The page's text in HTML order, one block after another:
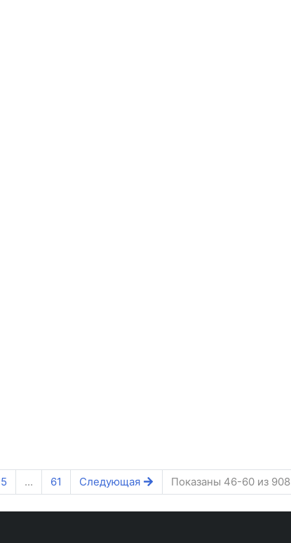
5 ... 61 Следующая Показаны 46-60 из 908